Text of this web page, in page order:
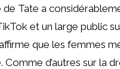
Tate a
et un large public
affirme que les femmes
Comme d’autres sur la